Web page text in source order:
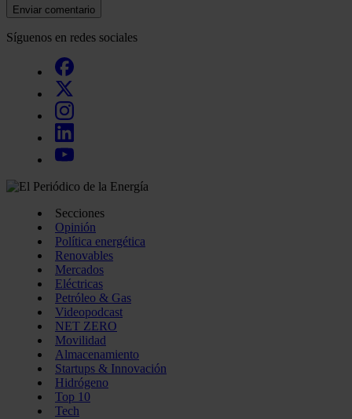
Enviar comentario
Síguenos en redes sociales
Secciones
Opinión
Política energética
Renovables
Mercados
Eléctricas
Petróleo & Gas
Videopodcast
NET ZERO
Movilidad
Almacenamiento
Startups & Innovación
Hidrógeno
Top 10
Tech